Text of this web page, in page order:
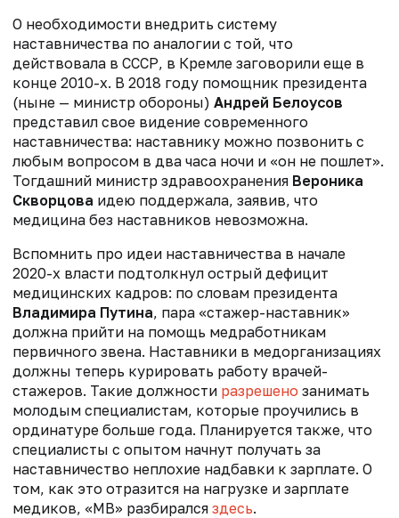
О необходимости внедрить систему
наставничества по аналогии с той, что
действовала в СССР, в Кремле заговорили еще в
конце 2010-х. В 2018 году помощник президента
(ныне — министр обороны) Андрей Белоусов
представил свое видение современного
наставничества: наставнику можно позвонить с
любым вопросом в два часа ночи и «он не пошлет».
Тогдашний министр здравоохранения Вероника
Скворцова идею поддержала, заявив, что
медицина без наставников невозможна.
Вспомнить про идеи наставничества в начале
2020-х власти подтолкнул острый дефицит
медицинских кадров: по словам президента
Владимира Путина, пара «стажер-наставник»
должна прийти на помощь медработникам
первичного звена. Наставники в медорганизациях
должны теперь курировать работу врачей-
стажеров. Такие должности разрешено занимать
молодым специалистам, которые проучились в
ординатуре больше года. Планируется также, что
специалисты с опытом начнут получать за
наставничество неплохие надбавки к зарплате. О
том, как это отразится на нагрузке и зарплате
медиков, «МВ» разбирался здесь.